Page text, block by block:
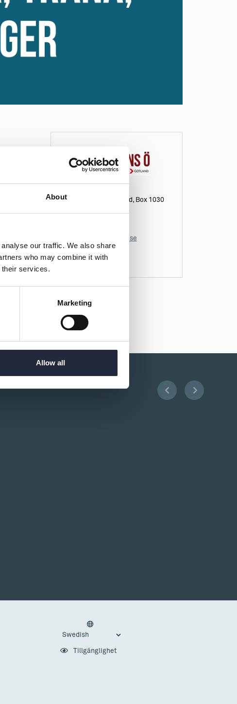
About
our traffic. We also share
who may combine it with
their services.
Marketing
Allow all
RF-SISU Gotland, Box 1030
gotland@rfsisu.se
Tillgänglighet